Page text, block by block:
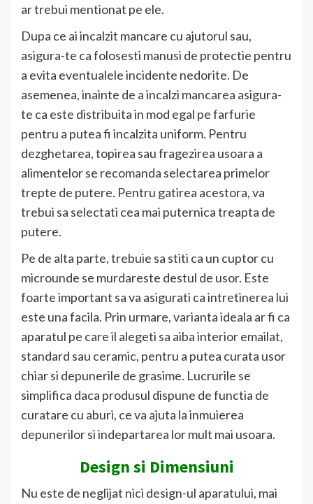
ar trebui mentionat pe ele.
Dupa ce ai incalzit mancare cu ajutorul sau,
asigura-te ca folosesti manusi de protectie pentru
a evita eventualele incidente nedorite. De
asemenea, inainte de a incalzi mancarea asigura-
te ca este distribuita in mod egal pe farfurie
pentru a putea fi incalzita uniform. Pentru
dezghetarea, topirea sau fragezirea usoara a
alimentelor se recomanda selectarea primelor
trepte de putere. Pentru gatirea acestora, va
trebui sa selectati cea mai puternica treapta de
putere.
Pe de alta parte, trebuie sa stiti ca un cuptor cu
microunde se murdareste destul de usor. Este
foarte important sa va asigurati ca intretinerea lui
este una facila. Prin urmare, varianta ideala ar fi ca
aparatul pe care il alegeti sa aiba interior emailat,
standard sau ceramic, pentru a putea curata usor
chiar si depunerile de grasime. Lucrurile se
simplifica daca produsul dispune de functia de
curatare cu aburi, ce va ajuta la inmuierea
depunerilor si indepartarea lor mult mai usoara.
Design si Dimensiuni
Nu este de neglijat nici design-ul aparatului, mai